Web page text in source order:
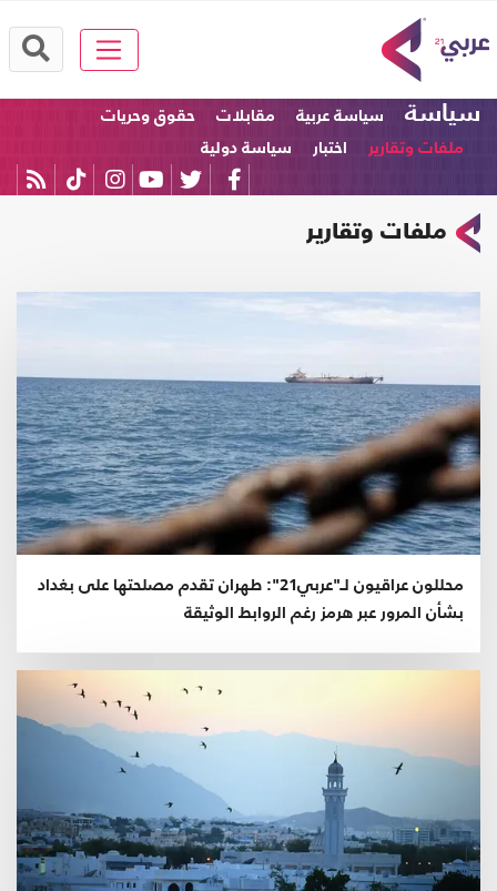
سياسة سياسة عربية مقابلات
حقوق وحريات
ملفات وتقارير
اختبار سياسة دولية
ملفات وتقارير
محللون عراقيون لـ"عربي21": طهران تقدم مصلحتها على بغداد
بشأن المرور عبر هرمز رغم الروابط الوثيقة